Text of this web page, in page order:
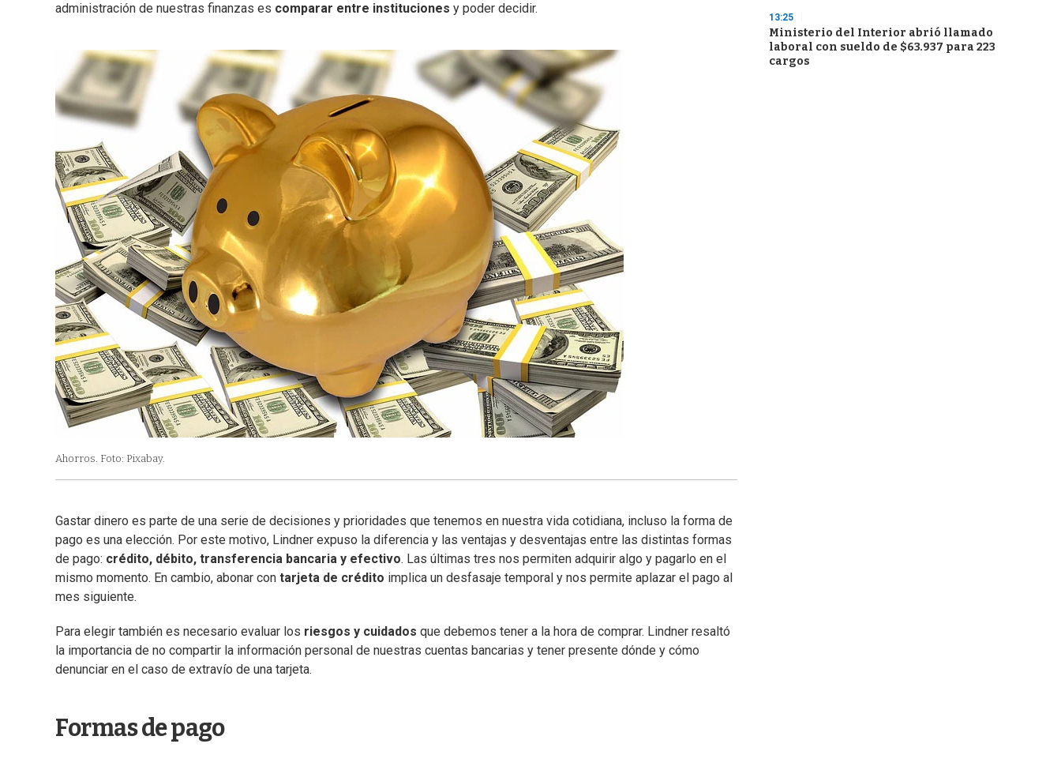
administración de nuestras finanzas es comparar entre instituciones y poder decidir.
Ahorros. Foto: Pixabay.
Gastar dinero es parte de una serie de decisiones y prioridades que tenemos en nuestra vida cotidiana, incluso la forma de
pago es una elección. Por este motivo, Lindner expuso la diferencia y las ventajas y desventajas entre las distintas formas
de pago: crédito, débito, transferencia bancaria y efectivo. Las últimas tres nos permiten adquirir algo y pagarlo en el
mismo momento. En cambio, abonar con tarjeta de crédito implica un desfasaje temporal y nos permite aplazar el pago al
mes siguiente.
Para elegir también es necesario evaluar los riesgos y cuidados que debemos tener a la hora de comprar. Lindner resaltó
la importancia de no compartir la información personal de nuestras cuentas bancarias y tener presente dónde y cómo
denunciar en el caso de extravío de una tarjeta.
Formas de pago
13:25
Ministerio del Interior abrió llamado
laboral con sueldo de $63.937 para 223
cargos